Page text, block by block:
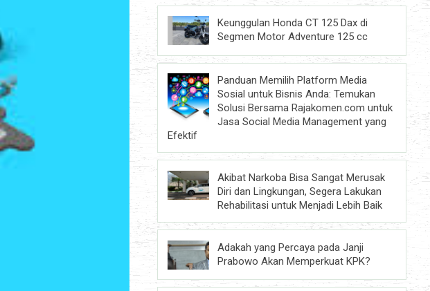
Keunggulan Honda CT 125 Dax di
Segmen Motor Adventure 125 cc
Panduan Memilih Platform Media
Sosial untuk Bisnis Anda: Temukan
Solusi Bersama Rajakomen.com untuk
Jasa Social Media Management yang
Efektif
Akibat Narkoba Bisa Sangat Merusak
Diri dan Lingkungan, Segera Lakukan
Rehabilitasi untuk Menjadi Lebih Baik
Adakah yang Percaya pada Janji
Prabowo Akan Memperkuat KPK?